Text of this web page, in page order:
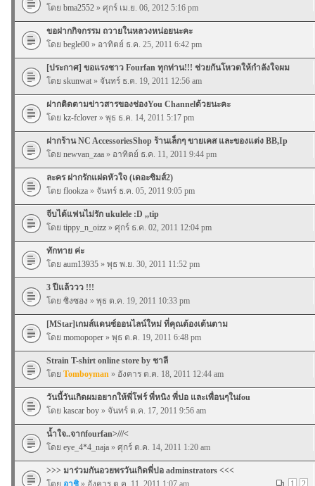
โดย bma2552 » ศุกร์ เม.ย. 06, 2012 5:16 pm
ขอฝากกิจกรรม ถวายในหลวงหน่อยนะคะ
โดย begle00 » อาทิตย์ ธ.ค. 25, 2011 6:42 pm
[ประกาศ] ขอแรงชาว Fourfan ทุกท่าน!!! ช่วยกันโหวตให้กำลังใจผม
โดย skunwat » จันทร์ ธ.ค. 19, 2011 12:56 am
ฝากติดตามข่าวสารของช่องYou Channelด้วยนะคะ
โดย kz-fclover » พุธ ธ.ค. 14, 2011 5:17 pm
ฝากร้าน NC AccessoriesShop ร้านเล็กๆ ขายเคส และของแต่ง BB,Ip
โดย newvan_zaa » อาทิตย์ ธ.ค. 11, 2011 9:44 pm
ละคร ฝากรักแฝดหัวใจ (เดอะซิมส์2)
โดย flookza » จันทร์ ธ.ค. 05, 2011 9:05 pm
จีบได้แฟนไม่รัก ukulele :D ,,tip
โดย tippy_n_oizz » ศุกร์ ธ.ค. 02, 2011 12:04 pm
ทักทาย ค่ะ
โดย aum13935 » พุธ พ.ย. 30, 2011 11:52 pm
3 ปีแล้ววว !!!
โดย ซิงซอง » พุธ ต.ค. 19, 2011 10:33 pm
[MStar]เกมส์แดนซ์ออนไลน์ใหม่ ที่คุณต้องเต้นตาม
โดย momopoper » พุธ ต.ค. 19, 2011 6:48 pm
Strain T-shirt online store by ชาลี
โดย Tomboyman » อังคาร ต.ค. 18, 2011 12:44 am
วันนี้วันเกิดผมอยากให้พี่โฟร์ พี่หนิง พี่ปอ และเพื่อนๆในfou
โดย kascar boy » จันทร์ ต.ค. 17, 2011 9:56 am
น้ำใจ..จากfourfan>///<
โดย eye_4*4_naja » ศุกร์ ต.ค. 14, 2011 1:20 am
>>> มาร่วมกันอวยพรวันเกิดพี่ปอ adminstrators <<<
1
2
โดย อาชิ » อังคาร ต.ค. 11, 2011 1:07 am